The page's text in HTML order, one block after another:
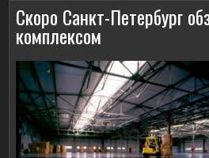
Скоро Санкт-Петербург
комплексом